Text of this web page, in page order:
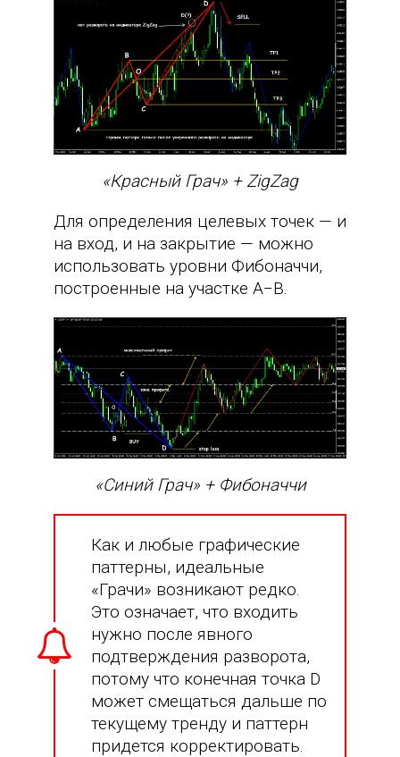
«Красный Грач» + ZigZag
Для определения целевых точек — и
на вход, и на закрытие — можно
использовать уровни Фибоначчи,
построенные на участке A−B.
«Синий Грач» + Фибоначчи
Как и любые графические
паттерны, идеальные
«Грачи» возникают редко.
Это означает, что входить
нужно после явного
подтверждения разворота,
потому что конечная точка D
может смещаться дальше по
текущему тренду и паттерн
придется корректировать.